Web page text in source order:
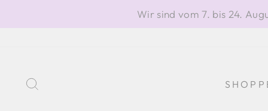
Wir sind vom 7. bis 24.